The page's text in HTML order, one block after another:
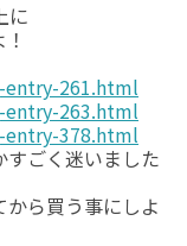
に
261.html
263.html
378.html
ごく迷いました
ら買う事にしよ